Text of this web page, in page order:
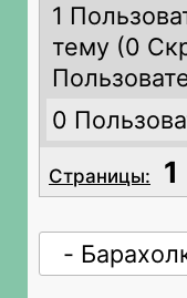
1
тему (0
0
Страницы: 1